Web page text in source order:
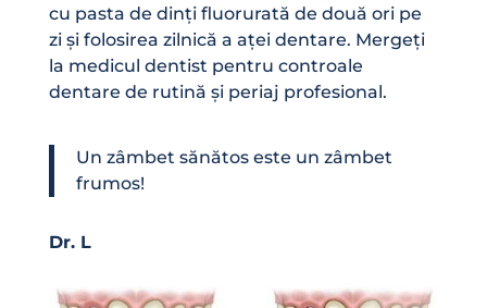
cu pasta de dinți fluorurată de două ori pe
zi și folosirea zilnică a aței dentare. Mergeți
la medicul dentist pentru controale
dentare de rutină și periaj profesional.
Un zâmbet sănătos este un zâmbet
frumos!
Dr. L